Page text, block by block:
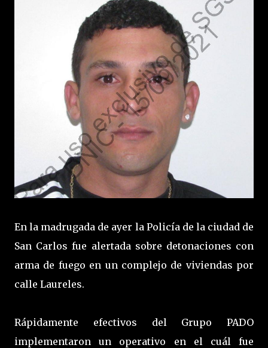
En la madrugada de ayer la Policía de la ciudad de
San Carlos fue alertada sobre detonaciones con
arma de fuego en un complejo de viviendas por
calle Laureles.
Rápidamente efectivos del Grupo PADO
implementaron un operativo en el cuál fue